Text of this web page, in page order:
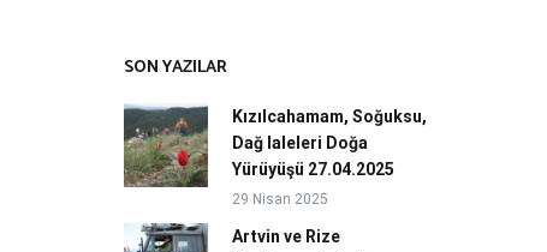
SON YAZILAR
Kızılcahamam, Soğuksu,
Dağ laleleri Doğa
Yürüyüşü 27.04.2025
29 Nisan 2025
Artvin ve Rize